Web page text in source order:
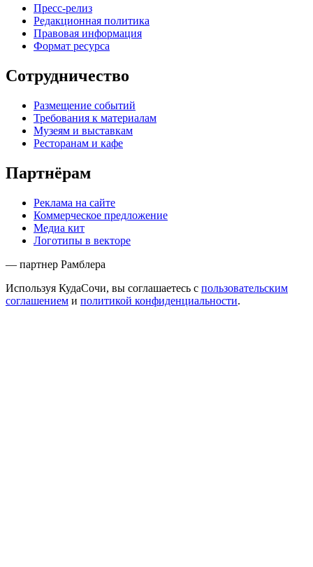
Пресс-релиз
Редакционная политика
Правовая информация
Формат ресурса
Сотрудничество
Размещение событий
Требования к материалам
Музеям и выставкам
Ресторанам и кафе
Партнёрам
Реклама на сайте
Коммерческое предложение
Медиа кит
Логотипы в векторе
— партнер Рамблера
Используя КудаСочи, вы соглашаетесь с пользовательским
соглашением и политикой конфиденциальности.